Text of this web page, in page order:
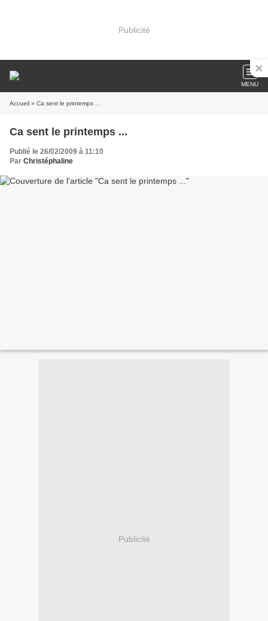
Publicité
MENU
Accueil » Ca sent le printemps ...
Ca sent le printemps ...
Publié le 26/02/2009 à 11:10
Par Christéphaline
Publicité